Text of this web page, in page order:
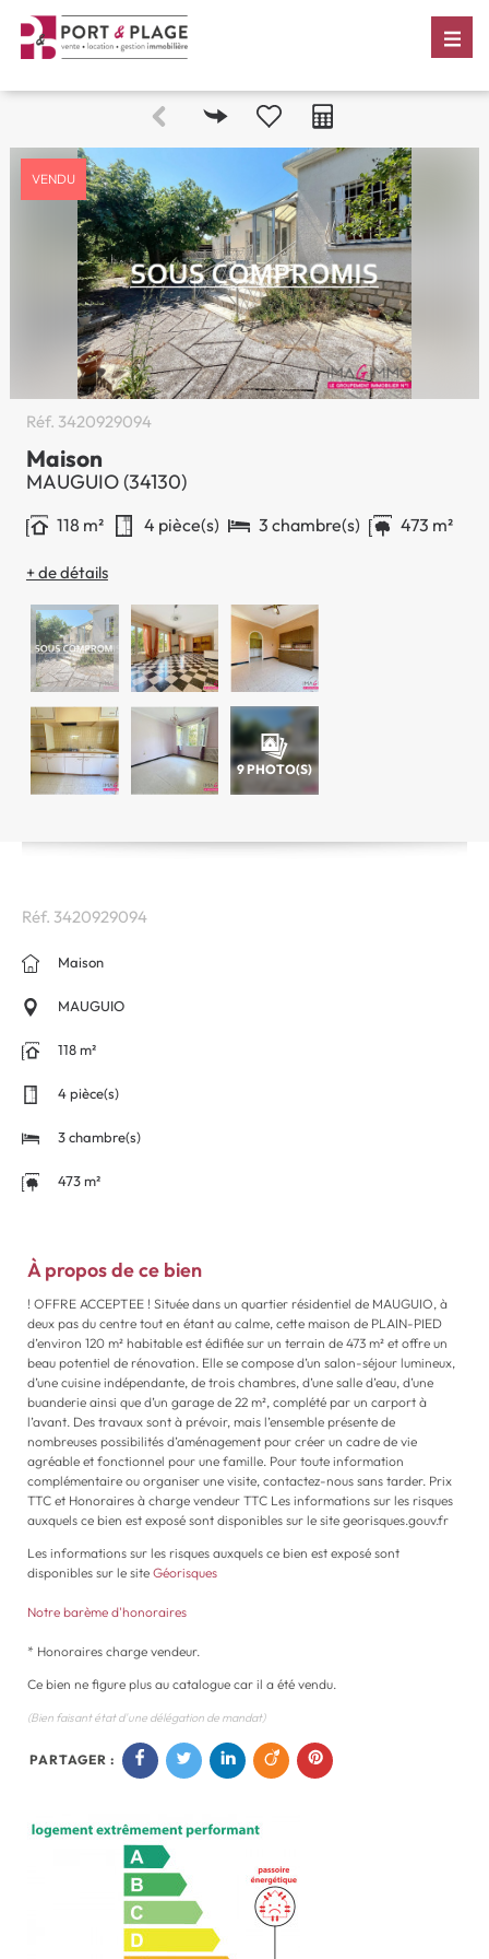
VENDU
Réf. 3420929094
Maison
MAUGUIO (34130)
118 m² 4 pièce(s) 3 chambre(s) 473 m²
+ de détails
9PHOTO(S)
Réf. 3420929094
Maison
MAUGUIO
118 m²
4 pièce(s)
3 chambre(s)
473 m²
À propos de ce bien
! OFFRE ACCEPTEE ! Située dans un quartier résidentiel de MAUGUIO, à
deux pas du centre tout en étant au calme, cette maison de PLAIN-PIED
d’environ 120 m² habitable est édifiée sur un terrain de 473 m² et offre un
beau potentiel de rénovation. Elle se compose d’un salon-séjour lumineux,
d’une cuisine indépendante, de trois chambres, d’une salle d’eau, d’une
buanderie ainsi que d’un garage de 22 m², complété par un carport à
l’avant. Des travaux sont à prévoir, mais l’ensemble présente de
nombreuses possibilités d’aménagement pour créer un cadre de vie
agréable et fonctionnel pour une famille. Pour toute information
complémentaire ou organiser une visite, contactez-nous sans tarder. Prix
TTC et Honoraires à charge vendeur TTC Les informations sur les risques
auxquels ce bien est exposé sont disponibles sur le site georisques.gouv.fr
Les informations sur les risques auxquels ce bien est exposé sont
disponibles sur le site Géorisques
Notre barème d'honoraires
* Honoraires charge vendeur.
Ce bien ne figure plus au catalogue car il a été vendu.
(Bien faisant état d'une délégation de mandat)
PARTAGER :